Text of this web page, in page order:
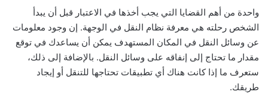
واحدة من أهم القضايا التي يجب أخذها في الاعتبار قبل أن يبدأ
الشخص رحلته هي معرفة نظام النقل في الوجهة. إن وجود معلومات
عن وسائل النقل في المكان المستهدف يمكن أن يساعدك في توقع
مقدار ما تحتاج إلى إنفاقه على وسائل النقل. بالإضافة إلى ذلك،
ستعرف ما إذا كانت هناك أي تطبيقات تحتاجها للتنقل أو إيجاد
طريقك.